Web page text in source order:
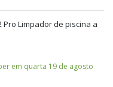
Limpador de piscina a
em quarta 19 de agosto